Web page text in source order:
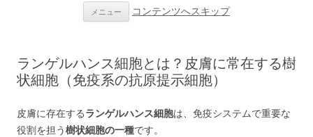
メニュー コンテンツへスキップ
ランゲルハンス細胞とは？皮膚に常在する樹
状細胞（免疫系の抗原提示細胞）
皮膚に存在するランゲルハンス細胞は、免疫システムで重要な
役割を担う樹状細胞の一種です。